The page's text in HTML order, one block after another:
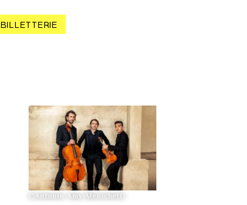
BILLETTERIE
©Antonin Amy-Menichetti